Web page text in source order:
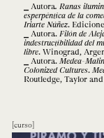
Autora. Ranas
esperpéntica de la
Iriarte Núñez.
Autora. Filón de
indestructibilidad del
libre. Winograd,
Autora.Medea-
Colonized Cultures.
Routledge, Taylor
curso